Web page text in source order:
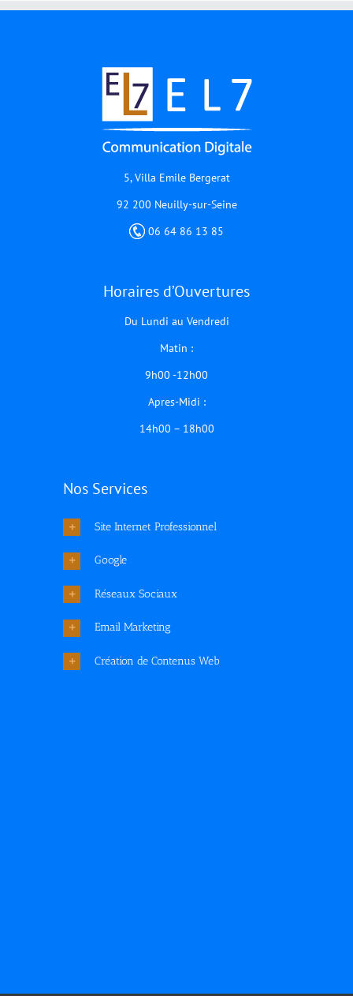
5, Villa Emile Bergerat
92 200 Neuilly-sur-Seine
06 64 86 13 85
Horaires d’Ouvertures
Du Lundi au Vendredi
Matin :
9h00 -12h00
Apres-Midi :
14h00 – 18h00
Nos Services
Site Internet Professionnel
Google
Réseaux Sociaux
Email Marketing
Création de Contenus Web